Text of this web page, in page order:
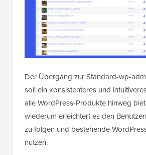
Der Übergang zur Standard-wp-
soll ein konsistenteres und
alle WordPress-Produkte hinweg
wiederum erleichtert es den
zu folgen und bestehende
nutzen.